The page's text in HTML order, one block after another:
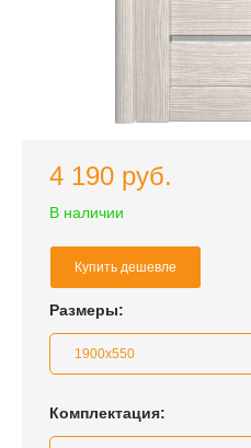
4 190 руб.
В наличии
Купить дешевле
Размеры:
1900x550
Комплектация: